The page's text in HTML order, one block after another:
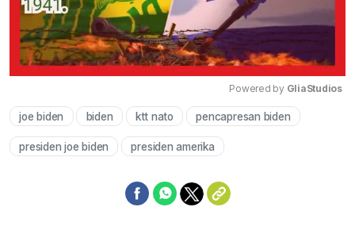
Mute
Powered by GliaStudios
joe biden biden ktt nato pencapresan biden
presiden joe biden presiden amerika